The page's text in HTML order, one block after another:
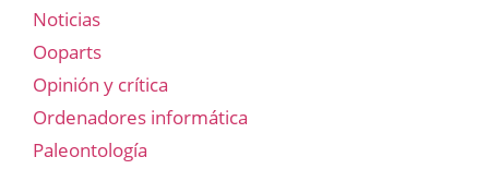
Noticias
Ooparts
Opinión y crítica
Ordenadores informática
Paleontología